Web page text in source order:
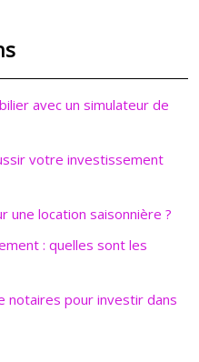
avec un simulateur de
votre investissement
une location saisonnière ?
: quelles sont les
notaires pour investir dans